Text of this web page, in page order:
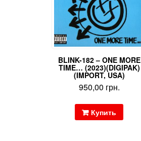
BLINK-182 – ONE MORE
TIME… (2023)(DIGIPAK)
(IMPORT, USA)
950,00 грн.
Купить